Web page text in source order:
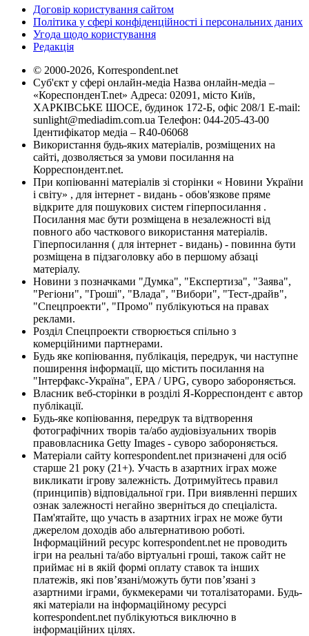
Договір користування сайтом
Політика у сфері конфіденційності і персональних даних
Угода щодо користування
Редакція
© 2000-2026, Korrespondent.net
Суб'єкт у сфері онлайн-медіа Назва онлайн-медіа –
«КореспонденТ.net» Адреса: 02091, місто Київ,
ХАРКІВСЬКЕ ШОСЕ, будинок 172-Б, офіс 208/1 E-mail:
sunlight@mediadim.com.ua Телефон: 044-205-43-00
Ідентифікатор медіа – R40-06068
Використання будь-яких матеріалів, розміщених на
сайті, дозволяється за умови посилання на
Корреспондент.net.
При копіюванні матеріалів зі сторінки « Новини України
і світу» , для інтернет - видань - обов'язкове пряме
відкрите для пошукових систем гіперпосилання .
Посилання має бути розміщена в незалежності від
повного або часткового використання матеріалів.
Гіперпосилання ( для інтернет - видань) - повинна бути
розміщена в підзаголовку або в першому абзаці
матеріалу.
Новини з позначками "Думка", "Експертиза", "Заява",
"Регіони", "Гроші", "Влада", "Вибори", "Тест-драйв",
"Спецпроекти", "Промо" публікуються на правах
реклами.
Розділ Спецпроекти створюється спільно з
комерційними партнерами.
Будь яке копіювання, публікація, передрук, чи наступне
поширення інформації, що містить посилання на
"Інтерфакс-Україна", EPA / UPG, суворо забороняється.
Власник веб-сторінки в розділі Я-Корреспондент є автор
публікації.
Будь-яке копіювання, передрук та відтворення
фотографічних творів та/або аудіовізуальних творів
правовласника Getty Images - суворо забороняється.
Матеріали сайту korrespondent.net призначені для осіб
старше 21 року (21+). Участь в азартних іграх може
викликати ігрову залежність. Дотримуйтесь правил
(принципів) відповідальної гри. При виявленні перших
ознак залежності негайно зверніться до спеціаліста.
Пам'ятайте, що участь в азартних іграх не може бути
джерелом доходів або альтернативою роботі.
Інформаційний ресурс korrespondent.net не проводить
ігри на реальні та/або віртуальні гроші, також сайт не
приймає ні в якій формі оплату ставок та інших
платежів, які пов’язані/можуть бути пов’язані з
азартними іграми, букмекерами чи тоталізаторами. Будь-
які матеріали на інформаційному ресурсі
korrespondent.net публікуються виключно в
інформаційних цілях.